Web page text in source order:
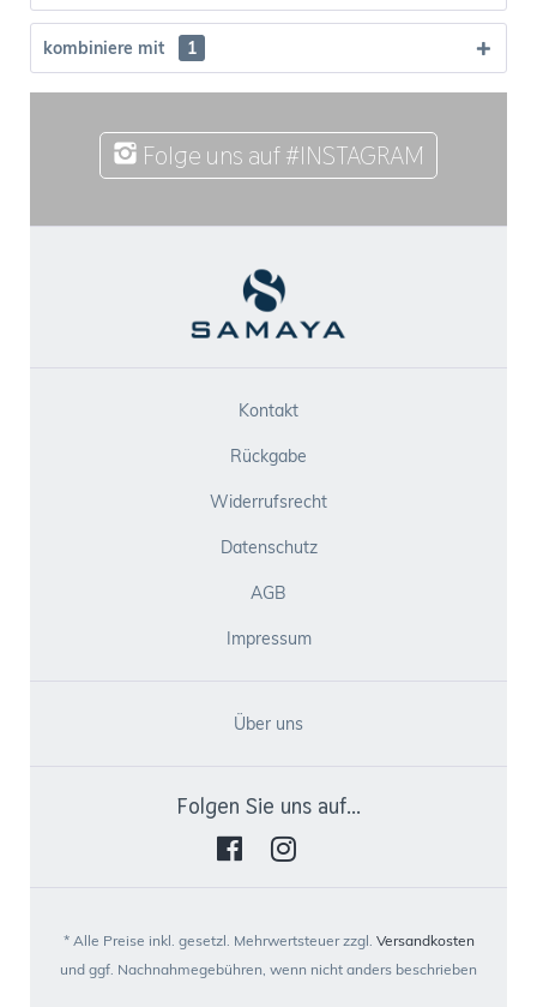
kombiniere mit 1
Folge uns auf #INSTAGRAM
Kontakt
Rückgabe
Widerrufsrecht
Datenschutz
AGB
Impressum
Über uns
Folgen Sie uns auf...
* Alle Preise inkl. gesetzl. Mehrwertsteuer zzgl. Versandkosten
und ggf. Nachnahmegebühren, wenn nicht anders beschrieben